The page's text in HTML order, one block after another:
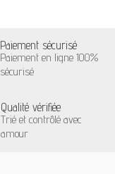
Paiement sécurisé
Paiement en ligne 100%
sécurisé
Qualité vérifiée
Trié et contrôlé avec
amour